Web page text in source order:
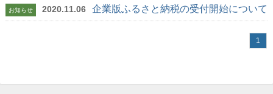
お知らせ 2020.11.06 企業版ふるさと納税の受付開始について
1